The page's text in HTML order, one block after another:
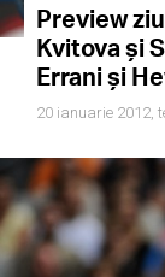
Preview
Kvitova și
Errani și
20 ianuarie 2012,